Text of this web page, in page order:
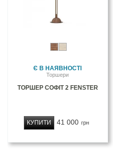
Є В НАЯВНОСТІ
Торшери
ТОРШЕР СОФІТ 2 FENSTER
41 000 грн
КУПИТИ